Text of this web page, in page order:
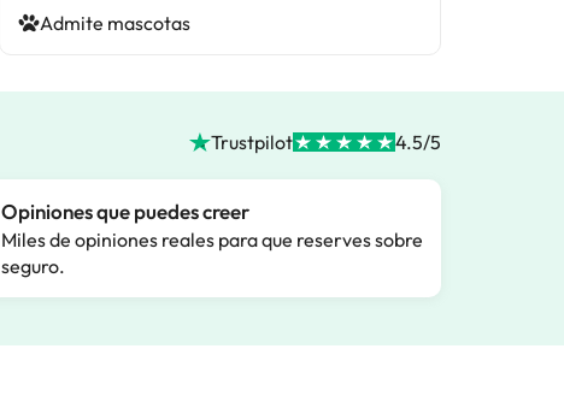
Admite mascotas
Trustpilot 4.5/5
Opiniones que puedes creer
Miles de opiniones reales para que reserves sobre
seguro.